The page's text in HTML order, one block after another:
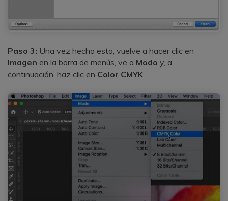
Paso 3: Una vez hecho esto, vuelve a hacer clic en
Imagen en la barra de menús, ve a Modo y, a
continuación, haz clic en Color CMYK